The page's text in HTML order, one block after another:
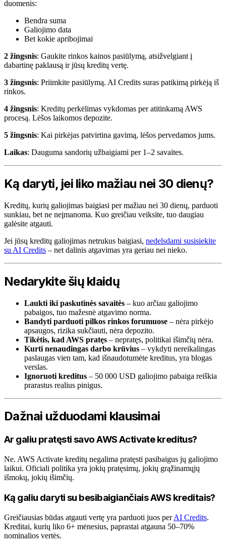
duomenis:
Bendra suma
Galiojimo data
Bet kokie apribojimai
2 žingsnis: Gaukite rinkos kainos pasiūlymą, atsižvelgiant į
dabartinę paklausą ir jūsų kreditų vertę.
3 žingsnis: Priimkite pasiūlymą. AI Credits suras patikimą pirkėją iš
rinkos.
4 žingsnis: Kreditų perkėlimas vykdomas per atitinkamą AWS
procesą. Lėšos laikomos depozite.
5 žingsnis: Kai pirkėjas patvirtina gavimą, lėšos pervedamos jums.
Laikas: Dauguma sandorių užbaigiami per 1–2 savaites.
Ką daryti, jei liko mažiau nei 30 dienų?
Kreditų, kurių galiojimas baigiasi per mažiau nei 30 dienų, parduoti
sunkiau, bet ne neįmanoma. Kuo greičiau veiksite, tuo daugiau
galėsite atgauti.
Jei jūsų kreditų galiojimas netrukus baigiasi, nedelsdami susisiekite
su AI Credits – net dalinis atgavimas yra geriau nei nieko.
Nedarykite šių klaidų
Laukti iki paskutinės savaitės – kuo arčiau galiojimo
pabaigos, tuo mažesnė atgavimo norma.
Bandyti parduoti pilkos rinkos forumuose – nėra pirkėjo
apsaugos, rizika sukčiauti, nėra depozito.
Tikėtis, kad AWS pratęs – nepratęs, politikai išimčių nėra.
Kurti nenaudingas darbo krūvius – vykdyti nereikalingas
paslaugas vien tam, kad išnaudotumėte kreditus, yra blogas
verslas.
Ignoruoti kreditus – 50 000 USD galiojimo pabaiga reiškia
prarastus realius pinigus.
Dažnai užduodami klausimai
Ar galiu pratęsti savo AWS Activate kreditus?
Ne. AWS Activate kreditų negalima pratęsti pasibaigus jų galiojimo
laikui. Oficiali politika yra jokių pratęsimų, jokių grąžinamųjų
išmokų, jokių išimčių.
Ką galiu daryti su besibaigiančiais AWS kreditais?
Greičiausias būdas atgauti vertę yra parduoti juos perAI Credits.
Kreditai, kurių liko 6+ mėnesius, paprastai atgauna 50–70%
nominalios vertės.